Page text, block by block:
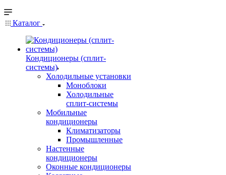
Каталог
Кондиционеры (сплит-
системы)
Холодильные установки
Моноблоки
Холодильные
сплит-системы
Мобильные
кондиционеры
Климатизаторы
Промышленные
Настенные
кондиционеры
Оконные кондиционеры